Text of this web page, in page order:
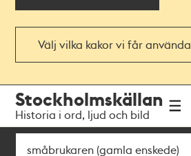
Välj vilka kakor vi får använda
navigationen
huvudinnehållet
Stockholmskällan
Historia i ord, ljud och bild
Sök